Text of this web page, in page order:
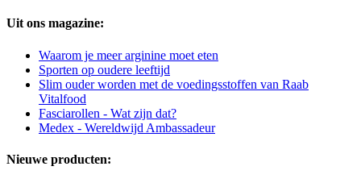
Uit ons magazine:
Waarom je meer arginine moet eten
Sporten op oudere leeftijd
Slim ouder worden met de voedingsstoffen van Raab
Vitalfood
Fasciarollen - Wat zijn dat?
Medex - Wereldwijd Ambassadeur
Nieuwe producten: